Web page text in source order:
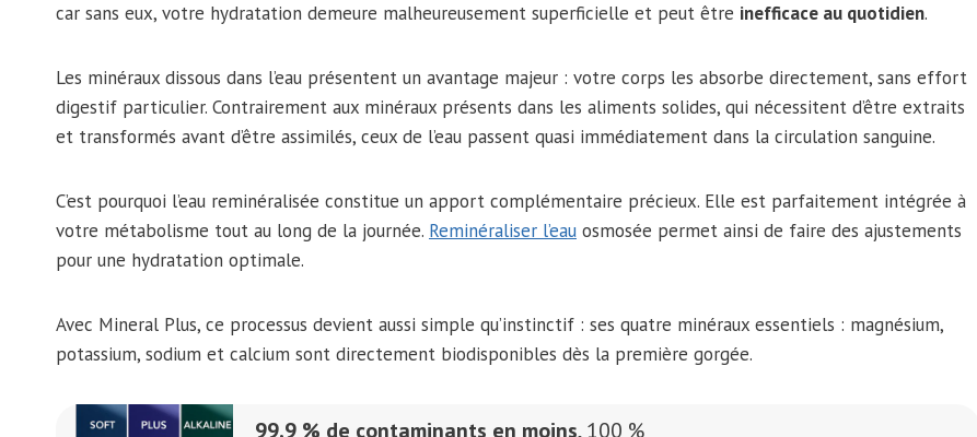
car sans eux, votre hydratation demeure malheureusement superficielle et peut être inefficace au quotidien.
Les minéraux dissous dans l’eau présentent un avantage majeur : votre corps les absorbe directement, sans effort
digestif particulier. Contrairement aux minéraux présents dans les aliments solides, qui nécessitent d’être extraits
et transformés avant d’être assimilés, ceux de l’eau passent quasi immédiatement dans la circulation sanguine.
C’est pourquoi l’eau reminéralisée constitue un apport complémentaire précieux. Elle est parfaitement intégrée à
votre métabolisme tout au long de la journée. Reminéraliser l’eau osmosée permet ainsi de faire des ajustements
pour une hydratation optimale.
Avec Mineral Plus, ce processus devient aussi simple qu’instinctif : ses quatre minéraux essentiels : magnésium,
potassium, sodium et calcium sont directement biodisponibles dès la première gorgée.
99,9 % de contaminants en moins, 100 %